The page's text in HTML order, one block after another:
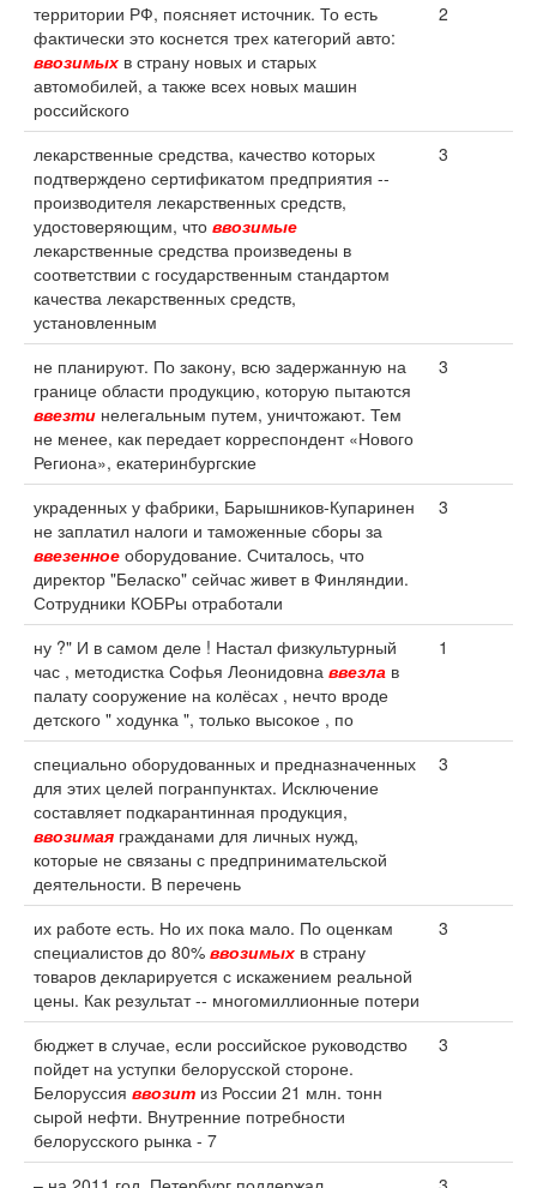
территории РФ, поясняет источник. То есть
фактически это коснется трех категорий авто:
ввозимых в страну новых и старых
автомобилей, а также всех новых машин
российского
2
лекарственные средства, качество которых
подтверждено сертификатом предприятия --
производителя лекарственных средств,
удостоверяющим, что ввозимые
лекарственные средства произведены в
соответствии с государственным стандартом
качества лекарственных средств,
установленным
3
не планируют. По закону, всю задержанную на
границе области продукцию, которую пытаются
ввезти нелегальным путем, уничтожают. Тем
не менее, как передает корреспондент «Нового
Региона», екатеринбургские
3
украденных у фабрики, Барышников-Купаринен
не заплатил налоги и таможенные сборы за
ввезенное оборудование. Считалось, что
директор "Беласко" сейчас живет в Финляндии.
Сотрудники КОБРы отработали
3
ну ?" И в самом деле ! Настал физкультурный
час , методистка Софья Леонидовна ввезла в
палату сооружение на колёсах , нечто вроде
детского " ходунка ", только высокое , по
1
специально оборудованных и предназначенных
для этих целей погранпунктах. Исключение
составляет подкарантинная продукция,
ввозимая гражданами для личных нужд,
которые не связаны с предпринимательской
деятельности. В перечень
3
их работе есть. Но их пока мало. По оценкам
специалистов до 80% ввозимых в страну
товаров декларируется с искажением реальной
цены. Как результат -- многомиллионные потери
3
бюджет в случае, если российское руководство
пойдет на уступки белорусской стороне.
Белоруссия ввозит из России 21 млн. тонн
сырой нефти. Внутренние потребности
белорусского рынка - 7
3